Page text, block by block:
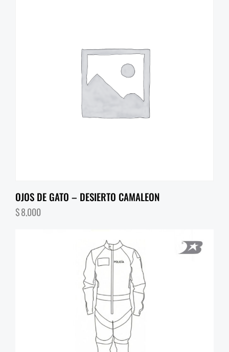
OJOS DE GATO – DESIERTO CAMALEON
$8,000